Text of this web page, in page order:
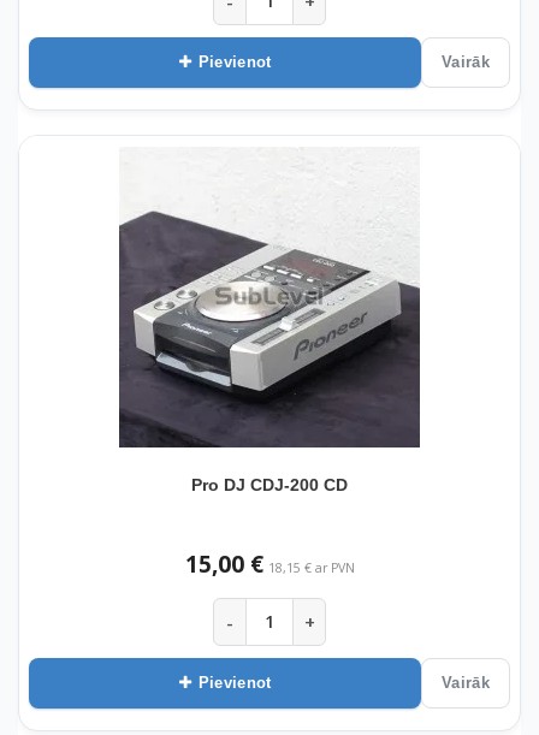
Pievienot Vairāk
Pro DJ CDJ-200 CD
15,00 € 18,15 € ar PVN
- +
Pievienot Vairāk